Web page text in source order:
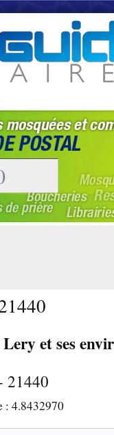
et ses
21440
: 4.8432970